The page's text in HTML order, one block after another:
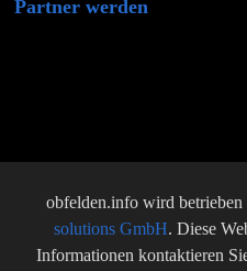
Partner werden
obfelden.info wird betrieben
solutions GmbH. Diese
Informationen kontaktieren